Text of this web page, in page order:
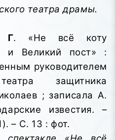
театра драмы.
Г. «Не всё коту
и Великий пост» :
руководителем
защитника
; записала А.
известия. –
– С. 13 : фот.